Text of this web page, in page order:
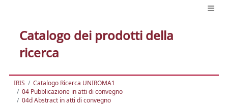
Catalogo dei prodotti della
ricerca
IRIS
Catalogo Ricerca UNIROMA1
04 Pubblicazione in atti di convegno
04d Abstract in atti di convegno